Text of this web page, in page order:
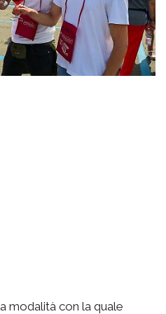
modalità con la quale